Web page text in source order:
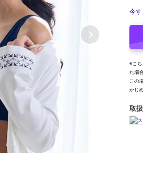
今
※こち
た場
この
かじ
取